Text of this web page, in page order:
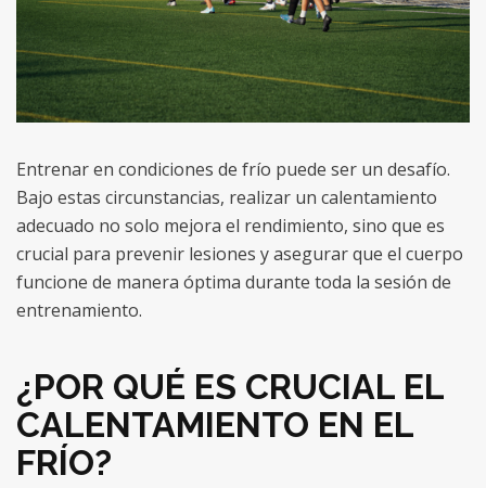
Entrenar en condiciones de frío puede ser un desafío.
Bajo estas circunstancias, realizar un calentamiento
adecuado no solo mejora el rendimiento, sino que es
crucial para prevenir lesiones y asegurar que el cuerpo
funcione de manera óptima durante toda la sesión de
entrenamiento.
¿POR QUÉ ES CRUCIAL EL
CALENTAMIENTO EN EL
FRÍO?